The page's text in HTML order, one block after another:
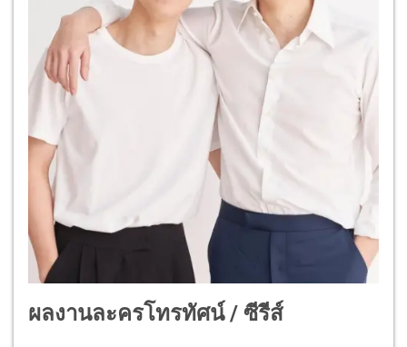
ผลงานละครโทรทัศน์ / ซีรีส์